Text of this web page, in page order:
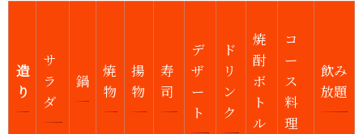
造
り
サ
ラ
ダ
鍋
焼
物
揚
物
寿
司
デ
ザ
ー
ト
ド
リ
ン
ク
焼
酎
ボ
ト
ル
コ
ー
ス
料
理
飲み
放題